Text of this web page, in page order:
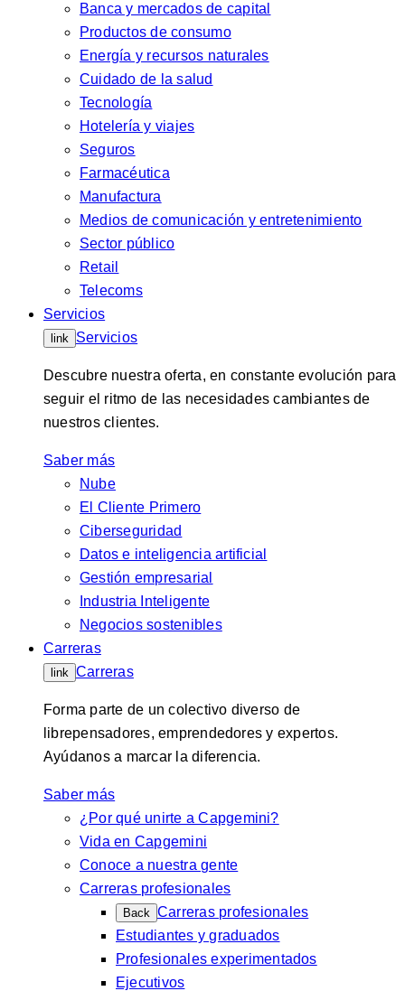
Banca y mercados de capital
Productos de consumo
Energía y recursos naturales
Cuidado de la salud
Tecnología
Hotelería y viajes
Seguros
Farmacéutica
Manufactura
Medios de comunicación y entretenimiento
Sector público
Retail
Telecoms
Servicios
link Servicios
Descubre nuestra oferta, en constante evolución para
seguir el ritmo de las necesidades cambiantes de
nuestros clientes.
Saber más
Nube
El Cliente Primero
Ciberseguridad
Datos e inteligencia artificial
Gestión empresarial
Industria Inteligente
Negocios sostenibles
Carreras
link Carreras
Forma parte de un colectivo diverso de
librepensadores, emprendedores y expertos.
Ayúdanos a marcar la diferencia.
Saber más
¿Por qué unirte a Capgemini?
Vida en Capgemini
Conoce a nuestra gente
Carreras profesionales
Back Carreras profesionales
Estudiantes y graduados
Profesionales experimentados
Ejecutivos